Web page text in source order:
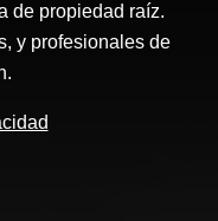
de propiedad raíz.
y profesionales de